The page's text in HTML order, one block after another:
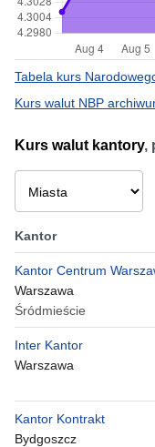
Tabela kurs
Kurs walut NBP
Kurs walut kantory,
Kantor
Kantor Centrum
Warszawa
Śródmieście
Inter Kantor
Warszawa
Kantor Kontrakt
Bydgoszcz